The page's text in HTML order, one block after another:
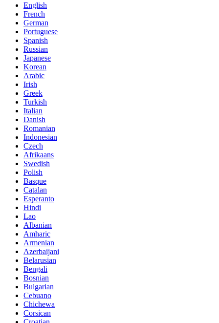
English
French
German
Portuguese
Spanish
Russian
Japanese
Korean
Arabic
Irish
Greek
Turkish
Italian
Danish
Romanian
Indonesian
Czech
Afrikaans
Swedish
Polish
Basque
Catalan
Esperanto
Hindi
Lao
Albanian
Amharic
Armenian
Azerbaijani
Belarusian
Bengali
Bosnian
Bulgarian
Cebuano
Chichewa
Corsican